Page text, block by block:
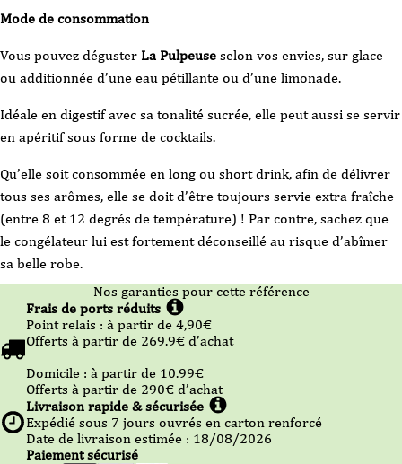
Mode de consommation
Vous pouvez déguster La Pulpeuse selon vos envies, sur glace
ou additionnée d’une eau pétillante ou d’une limonade.
Idéale en digestif avec sa tonalité sucrée, elle peut aussi se servir
en apéritif sous forme de cocktails.
Qu’elle soit consommée en long ou short drink, afin de délivrer
tous ses arômes, elle se doit d’être toujours servie extra fraîche
(entre 8 et 12 degrés de température) ! Par contre, sachez que
le congélateur lui est fortement déconseillé au risque d’abîmer
sa belle robe.
Nos garanties pour cette référence
Frais de ports réduits
Point relais : à partir de 4,90€
Offerts à partir de 269.9€ d’achat
Domicile : à partir de 10.99€
Offerts à partir de 290€ d’achat
Livraison rapide & sécurisée
Expédié sous 7 jours ouvrés en carton renforcé
Date de livraison estimée : 18/08/2026
Paiement sécurisé